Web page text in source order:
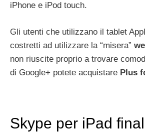
iPhone e iPod touch.
Gli utenti che utilizzano il tablet
costretti ad utilizzare la “misera”
non riuscite proprio a trovare
di Google+ potete acquistare Plus
Skype per iPad